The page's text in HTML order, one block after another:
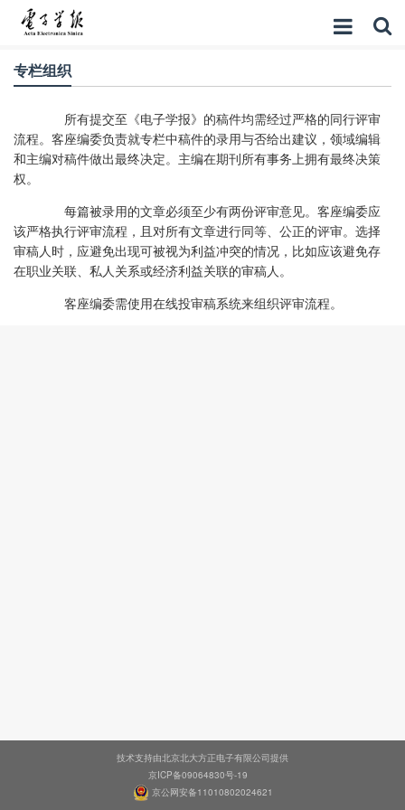
专栏组织
所有提交至《电子学报》的稿件均需经过严格的同行评审
流程。客座编委负责就专栏中稿件的录用与否给出建议，领域编辑
和主编对稿件做出最终决定。 主编在期刊所有事务上拥有最终决策
权。
每篇被录用的文章必须至少有两份评审意见。客座编委应
该严格执行评审流程 ， 且对所有文章进行同等、公正的评审。选择
审稿人时，应避免出现可被视为利益冲突的情况，比如应该避免存
在职业关联、私人关系或经济利益关联的审稿人。
客座编委需使用在线投审稿系统来组织评审流程。
技术支持由北京北大方正电子有限公司提供
京ICP备09064830号-19
京公网安备11010802024621